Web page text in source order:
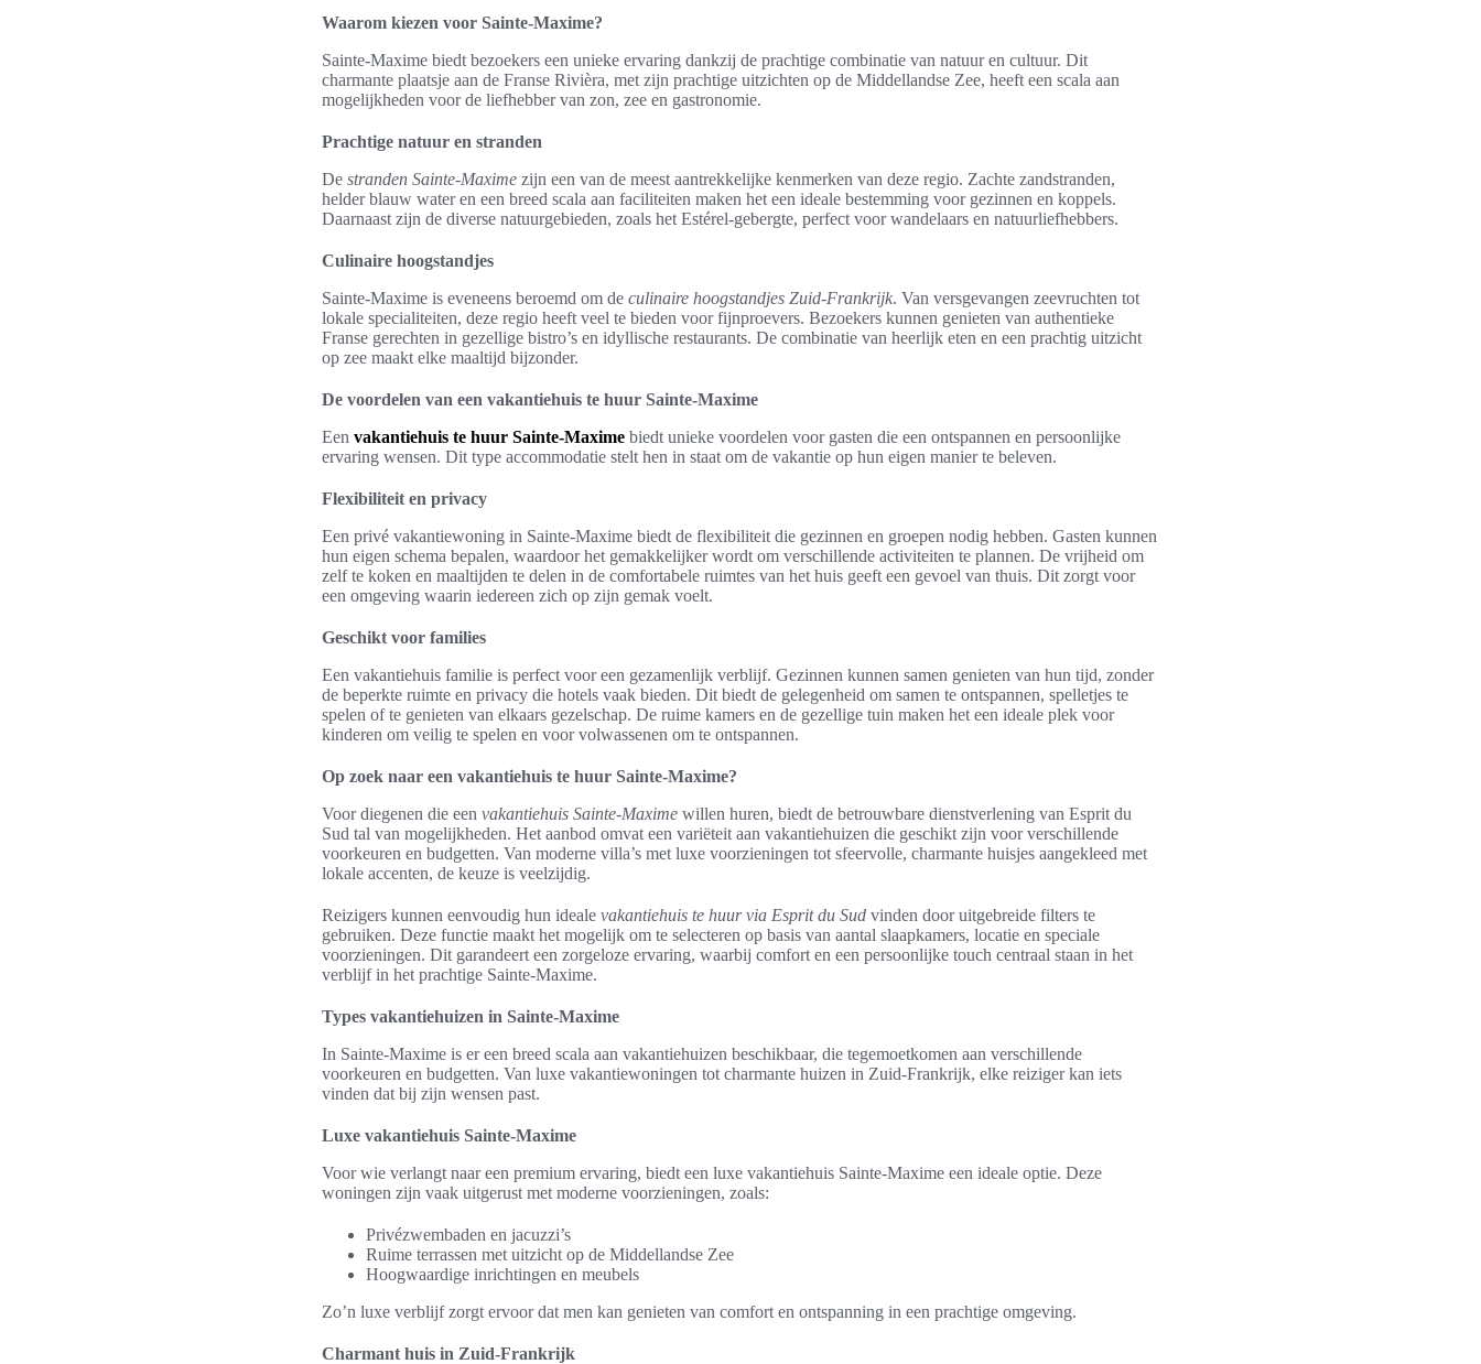
Waarom kiezen voor Sainte-Maxime?
Sainte-Maxime biedt bezoekers een unieke ervaring dankzij de prachtige combinatie van natuur en cultuur. Dit
charmante plaatsje aan de Franse Rivièra, met zijn prachtige uitzichten op de Middellandse Zee, heeft een scala aan
mogelijkheden voor de liefhebber van zon, zee en gastronomie.
Prachtige natuur en stranden
De stranden Sainte-Maxime zijn een van de meest aantrekkelijke kenmerken van deze regio. Zachte zandstranden,
helder blauw water en een breed scala aan faciliteiten maken het een ideale bestemming voor gezinnen en koppels.
Daarnaast zijn de diverse natuurgebieden, zoals het Estérel-gebergte, perfect voor wandelaars en natuurliefhebbers.
Culinaire hoogstandjes
Sainte-Maxime is eveneens beroemd om de culinaire hoogstandjes Zuid-Frankrijk. Van versgevangen zeevruchten tot
lokale specialiteiten, deze regio heeft veel te bieden voor fijnproevers. Bezoekers kunnen genieten van authentieke
Franse gerechten in gezellige bistro’s en idyllische restaurants. De combinatie van heerlijk eten en een prachtig uitzicht
op zee maakt elke maaltijd bijzonder.
De voordelen van een vakantiehuis te huur Sainte-Maxime
Een vakantiehuis te huur Sainte-Maxime biedt unieke voordelen voor gasten die een ontspannen en persoonlijke
ervaring wensen. Dit type accommodatie stelt hen in staat om de vakantie op hun eigen manier te beleven.
Flexibiliteit en privacy
Een privé vakantiewoning in Sainte-Maxime biedt de flexibiliteit die gezinnen en groepen nodig hebben. Gasten kunnen
hun eigen schema bepalen, waardoor het gemakkelijker wordt om verschillende activiteiten te plannen. De vrijheid om
zelf te koken en maaltijden te delen in de comfortabele ruimtes van het huis geeft een gevoel van thuis. Dit zorgt voor
een omgeving waarin iedereen zich op zijn gemak voelt.
Geschikt voor families
Een vakantiehuis familie is perfect voor een gezamenlijk verblijf. Gezinnen kunnen samen genieten van hun tijd, zonder
de beperkte ruimte en privacy die hotels vaak bieden. Dit biedt de gelegenheid om samen te ontspannen, spelletjes te
spelen of te genieten van elkaars gezelschap. De ruime kamers en de gezellige tuin maken het een ideale plek voor
kinderen om veilig te spelen en voor volwassenen om te ontspannen.
Op zoek naar een vakantiehuis te huur Sainte-Maxime?
Voor diegenen die een vakantiehuis Sainte-Maxime willen huren, biedt de betrouwbare dienstverlening van Esprit du
Sud tal van mogelijkheden. Het aanbod omvat een variëteit aan vakantiehuizen die geschikt zijn voor verschillende
voorkeuren en budgetten. Van moderne villa’s met luxe voorzieningen tot sfeervolle, charmante huisjes aangekleed met
lokale accenten, de keuze is veelzijdig.
Reizigers kunnen eenvoudig hun ideale vakantiehuis te huur via Esprit du Sud vinden door uitgebreide filters te
gebruiken. Deze functie maakt het mogelijk om te selecteren op basis van aantal slaapkamers, locatie en speciale
voorzieningen. Dit garandeert een zorgeloze ervaring, waarbij comfort en een persoonlijke touch centraal staan in het
verblijf in het prachtige Sainte-Maxime.
Types vakantiehuizen in Sainte-Maxime
In Sainte-Maxime is er een breed scala aan vakantiehuizen beschikbaar, die tegemoetkomen aan verschillende
voorkeuren en budgetten. Van luxe vakantiewoningen tot charmante huizen in Zuid-Frankrijk, elke reiziger kan iets
vinden dat bij zijn wensen past.
Luxe vakantiehuis Sainte-Maxime
Voor wie verlangt naar een premium ervaring, biedt een luxe vakantiehuis Sainte-Maxime een ideale optie. Deze
woningen zijn vaak uitgerust met moderne voorzieningen, zoals:
Privézwembaden en jacuzzi’s
Ruime terrassen met uitzicht op de Middellandse Zee
Hoogwaardige inrichtingen en meubels
Zo’n luxe verblijf zorgt ervoor dat men kan genieten van comfort en ontspanning in een prachtige omgeving.
Charmant huis in Zuid-Frankrijk